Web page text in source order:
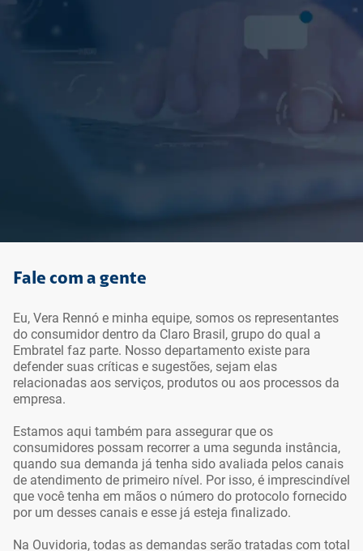
página
da página
Fale com a gente
Eu, Vera Rennó e minha equipe, somos os representantes
do consumidor dentro da Claro Brasil, grupo do qual a
Embratel faz parte. Nosso departamento existe para
defender suas críticas e sugestões, sejam elas
relacionadas aos serviços, produtos ou aos processos da
empresa.
Estamos aqui também para assegurar que os
consumidores possam recorrer a uma segunda instância,
quando sua demanda já tenha sido avaliada pelos canais
de atendimento de primeiro nível. Por isso, é imprescindível
que você tenha em mãos o número do protocolo fornecido
por um desses canais e esse já esteja finalizado.
Na Ouvidoria, todas as demandas serão tratadas com total